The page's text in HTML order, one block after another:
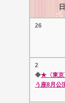
日
26
2
◆★〈東京
う座8月公